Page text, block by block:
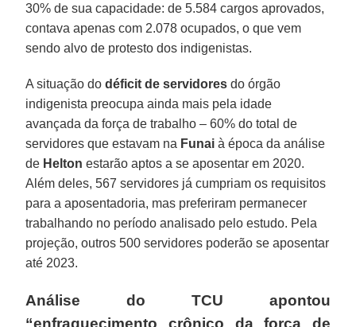
30% de sua capacidade: de 5.584 cargos aprovados,
contava apenas com 2.078 ocupados, o que vem
sendo alvo de protesto dos indigenistas.
A situação dodéficit de servidores do órgão
indigenista preocupa ainda mais pela idade
avançada da força de trabalho – 60% do total de
servidores que estavam na Funai à época da análise
de Helton estarão aptos a se aposentar em 2020.
Além deles, 567 servidores já cumpriam os requisitos
para a aposentadoria, mas preferiram permanecer
trabalhando no período analisado pelo estudo. Pela
projeção, outros 500 servidores poderão se aposentar
até 2023.
Análise do TCU apontou
“enfraquecimento crônico da força de